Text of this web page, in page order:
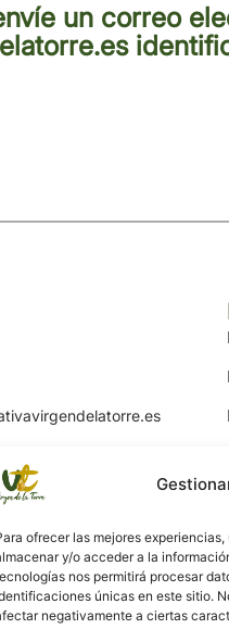
ofrecer las mejores
y/o acceder a la
nos permitirá procesar
únicas en este sitio.
negativamente a ciertas
un correo